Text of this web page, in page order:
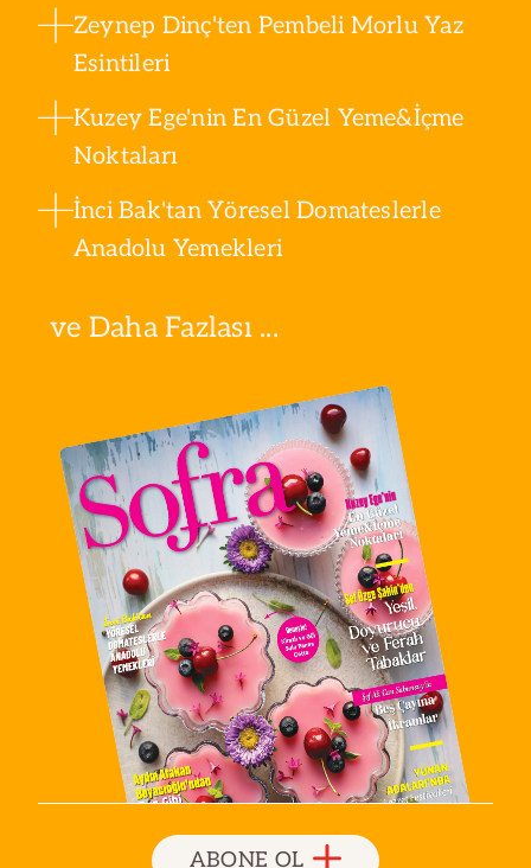
Zeynep Dinç'ten Pembeli Morlu Yaz
Esintileri
Kuzey Ege'nin En Güzel Yeme&İçme
Noktaları
İnci Bak'tan Yöresel Domateslerle
Anadolu Yemekleri
ve Daha Fazlası ...
ABONE OL